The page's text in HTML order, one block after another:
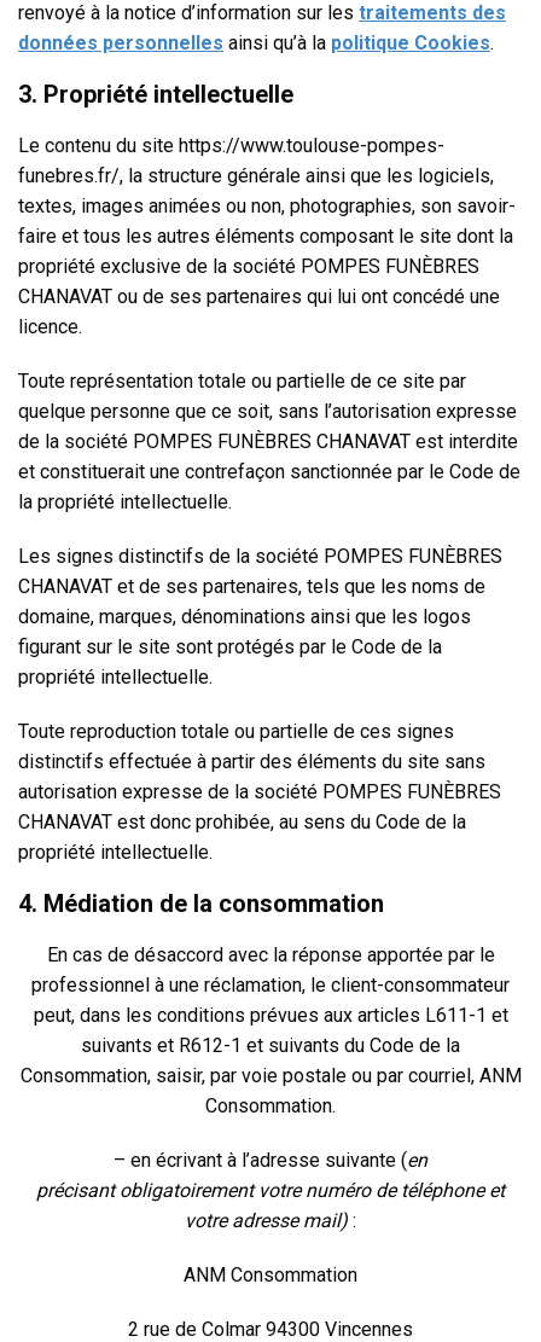
renvoyé à la notice d’information sur les traitements des
données personnelles ainsi qu’à la politique Cookies.
3. Propriété intellectuelle
Le contenu du site https://www.toulouse-pompes-
funebres.fr/, la structure générale ainsi que les logiciels,
textes, images animées ou non, photographies, son savoir-
faire et tous les autres éléments composant le site dont la
propriété exclusive de la société POMPES FUNÈBRES
CHANAVAT ou de ses partenaires qui lui ont concédé une
licence.
Toute représentation totale ou partielle de ce site par
quelque personne que ce soit, sans l’autorisation expresse
de la société POMPES FUNÈBRES CHANAVAT est interdite
et constituerait une contrefaçon sanctionnée par le Code de
la propriété intellectuelle.
Les signes distinctifs de la société POMPES FUNÈBRES
CHANAVAT et de ses partenaires, tels que les noms de
domaine, marques, dénominations ainsi que les logos
figurant sur le site sont protégés par le Code de la
propriété intellectuelle.
Toute reproduction totale ou partielle de ces signes
distinctifs effectuée à partir des éléments du site sans
autorisation expresse de la société POMPES FUNÈBRES
CHANAVAT est donc prohibée, au sens du Code de la
propriété intellectuelle.
4. Médiation de la consommation
En cas de désaccord avec la réponse apportée par le
professionnel à une réclamation, le client-consommateur
peut, dans les conditions prévues aux articles L611-1 et
suivants et R612-1 et suivants du Code de la
Consommation, saisir, par voie postale ou par courriel, ANM
Consommation.
– en écrivant à l’adresse suivante (en
précisant obligatoirement votre numéro de téléphone et
votre adresse mail) :
ANM Consommation
2 rue de Colmar 94300 Vincennes